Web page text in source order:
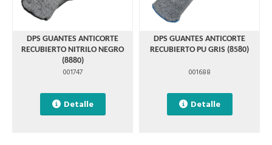
DPS GUANTES ANTICORTE
RECUBIERTO NITRILO NEGRO
(8880)
001747
Detalle
DPS GUANTES ANTICORTE
RECUBIERTO PU GRIS (8580)
001688
Detalle